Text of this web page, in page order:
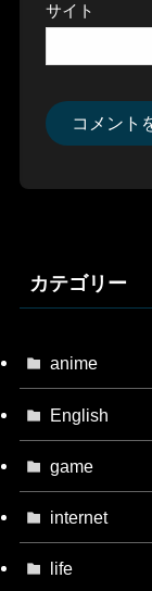
サイト
カテゴリー
anime
English
game
internet
life